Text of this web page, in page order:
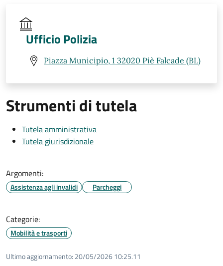
Ufficio Polizia
Piazza Municipio, 1 32020 Piè Falcade (BL)
Strumenti di tutela
Tutela amministrativa
Tutela giurisdizionale
Argomenti:
Assistenza agli invalidi Parcheggi
Categorie:
Mobilità e trasporti
Ultimo aggiornamento: 20/05/2026 10:25.11